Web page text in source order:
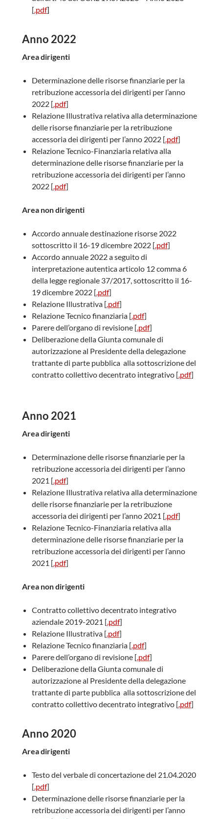
[.pdf]
Anno 2022
Area dirigenti
Determinazione delle risorse finanziarie per la
retribuzione accessoria dei dirigenti per l’anno
2022 [.pdf]
Relazione Illustrativa relativa alla determinazione
delle risorse finanziarie per la retribuzione
accessoria dei dirigenti per l’anno 2022 [.pdf]
Relazione Tecnico-Finanziaria relativa alla
determinazione delle risorse finanziarie per la
retribuzione accessoria dei dirigenti per l’anno
2022 [.pdf]
Area non dirigenti
Accordo annuale destinazione risorse 2022
sottoscritto il 16-19 dicembre 2022 [.pdf]
Accordo annuale 2022 a seguito di
interpretazione autentica articolo 12 comma 6
della legge regionale 37/2017, sottoscritto il 16-
19 dicembre 2022 [.pdf]
Relazione Illustrativa [.pdf]
Relazione Tecnico finanziaria [.pdf]
Parere dell’organo di revisione [.pdf]
Deliberazione della Giunta comunale di
autorizzazione al Presidente della delegazione
trattante di parte pubblica alla sottoscrizione del
contratto collettivo decentrato integrativo [.pdf]
Anno 2021
Area dirigenti
Determinazione delle risorse finanziarie per la
retribuzione accessoria dei dirigenti per l’anno
2021 [.pdf]
Relazione Illustrativa relativa alla determinazione
delle risorse finanziarie per la retribuzione
accessoria dei dirigenti per l’anno 2021 [.pdf]
Relazione Tecnico-Finanziaria relativa alla
determinazione delle risorse finanziarie per la
retribuzione accessoria dei dirigenti per l’anno
2021 [.pdf]
Area non dirigenti
Contratto collettivo decentrato integrativo
aziendale 2019-2021 [.pdf]
Relazione Illustrativa [.pdf]
Relazione Tecnico finanziaria [.pdf]
Parere dell’organo di revisione [.pdf]
Deliberazione della Giunta comunale di
autorizzazione al Presidente della delegazione
trattante di parte pubblica alla sottoscrizione del
contratto collettivo decentrato integrativo [.pdf]
Anno 2020
Area dirigenti
Testo del verbale di concertazione del 21.04.2020
[.pdf]
Determinazione delle risorse finanziarie per la
retribuzione accessoria dei dirigenti per l’anno